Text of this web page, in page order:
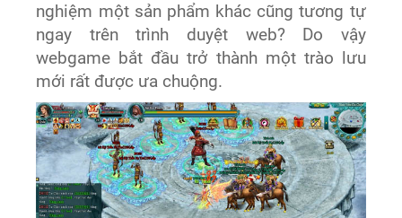
nghiệm một sản phẩm khác cũng tương tự
ngay trên trình duyệt web? Do vậy
webgame bắt đầu trở thành một trào lưu
mới rất được ưa chuộng.